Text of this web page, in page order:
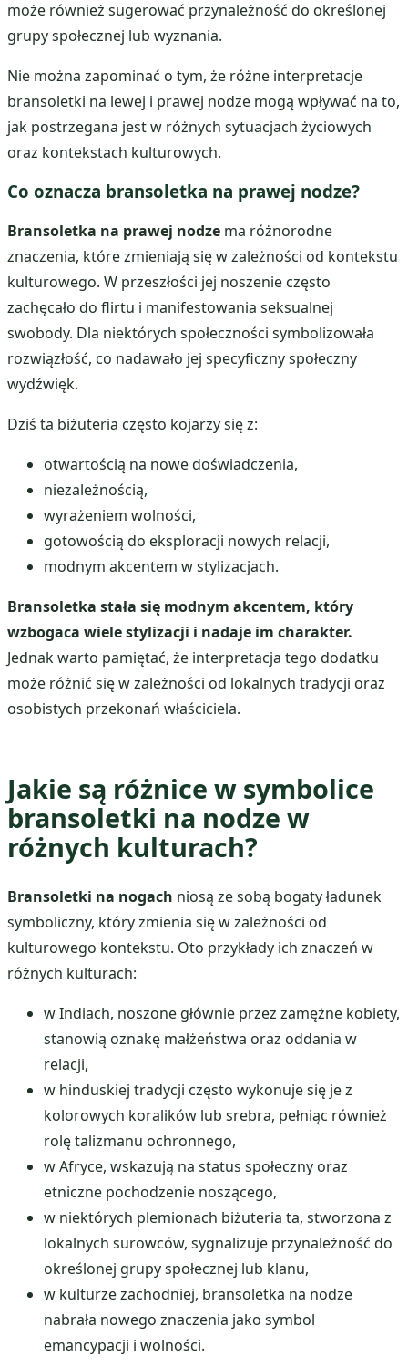
może również sugerować przynależność do określonej
grupy społecznej lub wyznania.
Nie można zapominać o tym, że różne interpretacje
bransoletki na lewej i prawej nodze mogą wpływać na to,
jak postrzegana jest w różnych sytuacjach życiowych
oraz kontekstach kulturowych.
Co oznacza bransoletka na prawej nodze?
Bransoletka na prawej nodze ma różnorodne
znaczenia, które zmieniają się w zależności od kontekstu
kulturowego. W przeszłości jej noszenie często
zachęcało do flirtu i manifestowania seksualnej
swobody. Dla niektórych społeczności symbolizowała
rozwiązłość, co nadawało jej specyficzny społeczny
wydźwięk.
Dziś ta biżuteria często kojarzy się z:
otwartością na nowe doświadczenia,
niezależnością,
wyrażeniem wolności,
gotowością do eksploracji nowych relacji,
modnym akcentem w stylizacjach.
Bransoletka stała się modnym akcentem, który
wzbogaca wiele stylizacji i nadaje im charakter.
Jednak warto pamiętać, że interpretacja tego dodatku
może różnić się w zależności od lokalnych tradycji oraz
osobistych przekonań właściciela.
Jakie są różnice w symbolice
bransoletki na nodze w
różnych kulturach?
Bransoletki na nogach niosą ze sobą bogaty ładunek
symboliczny, który zmienia się w zależności od
kulturowego kontekstu. Oto przykłady ich znaczeń w
różnych kulturach:
w Indiach, noszone głównie przez zamężne kobiety,
stanowią oznakę małżeństwa oraz oddania w
relacji,
w hinduskiej tradycji często wykonuje się je z
kolorowych koralików lub srebra, pełniąc również
rolę talizmanu ochronnego,
w Afryce, wskazują na status społeczny oraz
etniczne pochodzenie noszącego,
w niektórych plemionach biżuteria ta, stworzona z
lokalnych surowców, sygnalizuje przynależność do
określonej grupy społecznej lub klanu,
w kulturze zachodniej, bransoletka na nodze
nabrała nowego znaczenia jako symbol
emancypacji i wolności.